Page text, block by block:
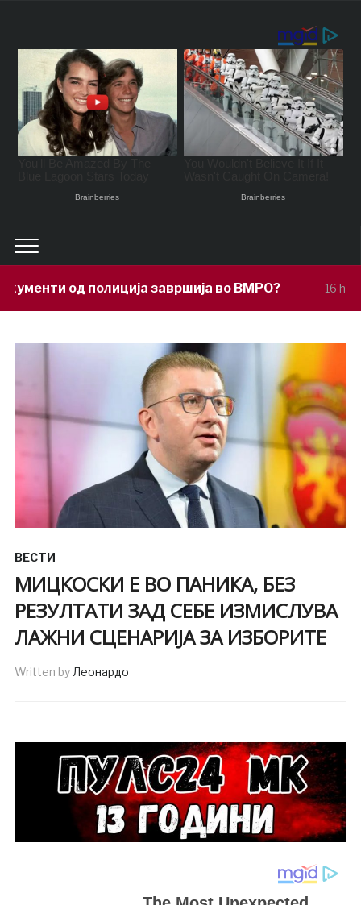
завршија во ВМРО? 16 hours ago Под
ВЕСТИ
МИЦКОСКИ Е ВО ПАНИКА, БЕЗ
РЕЗУЛТАТИ ЗАД СЕБЕ ИЗМИСЛУВА
ЛАЖНИ СЦЕНАРИЈА ЗА ИЗБОРИТЕ
Written byЛеонардо